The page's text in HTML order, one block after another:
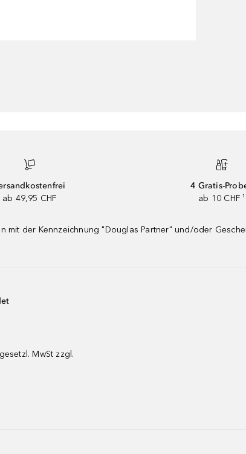
ab 49,95 CHF
4 Gratis-
ab 10 CHF ¹
mit der Kennzeichnung "Douglas Partner" und/oder
MwSt zzgl.